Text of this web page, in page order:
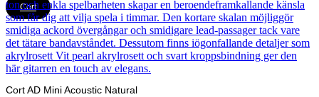
Cort
Cort AD Mini Acoustic Natural